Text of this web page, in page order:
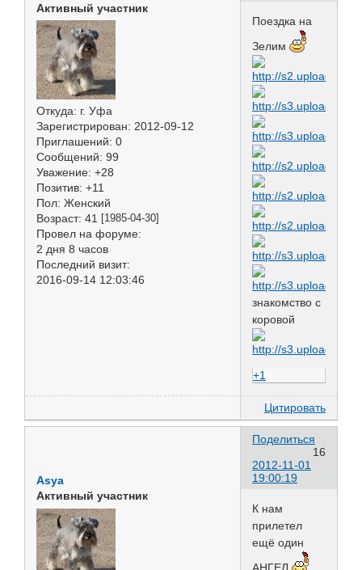
Активный участник
Откуда: г. Уфа
Зарегистрирован: 2012-09-12
Приглашений: 0
Сообщений: 99
Уважение: +28
Позитив: +11
Пол: Женский
Возраст: 41 [1985-04-30]
Провел на форуме:
2 дня 8 часов
Последний визит:
2016-09-14 12:03:46
Поездка на
Зелим
знакомство с
коровой
+1
Цитировать
Поделиться
16
2012-11-01
19:00:19
Asya
Активный участник
К нам
прилетел
ещё один